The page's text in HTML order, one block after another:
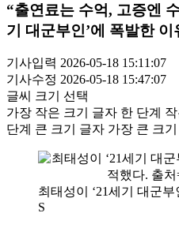
“출연료는 수억, 고증엔
기 대군부인’에 폭발한 이
기사입력 2026-05-18 15:11:07
기사수정 2026-05-18 15:47:07
글씨 크기 선택
가장 작은 크기 글자 한 단계
단계 큰 크기 글자 가장 큰 크
최태성이 ‘21세기 대군
S